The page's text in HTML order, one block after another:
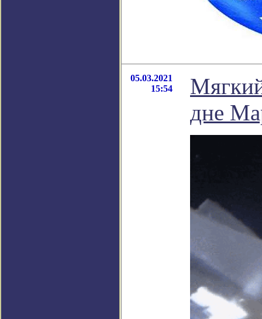
05.03.2021
15:54
дне